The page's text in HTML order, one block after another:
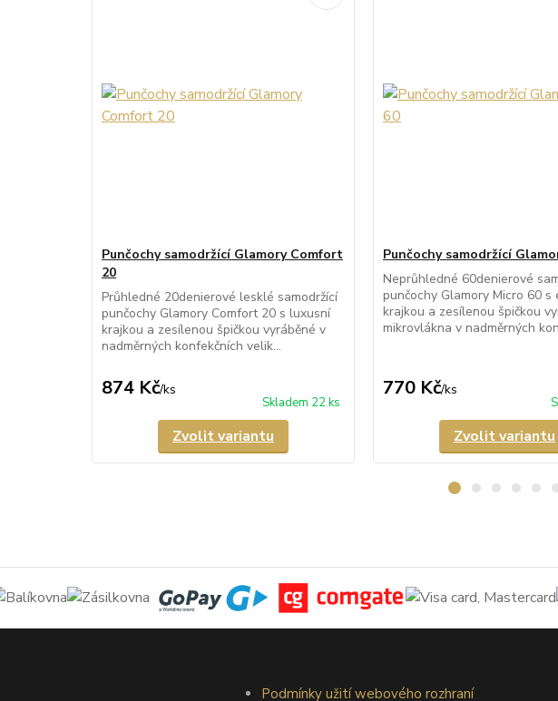
Punčochy samodržící Glamory Comfort
20
Průhledné 20denierové lesklé samodržící
punčochy Glamory Comfort 20 s luxusní
krajkou a zesílenou špičkou vyráběné v
nadměrných konfekčních velik...
874 Kč/ks
Skladem 22 ks
Zvolit variantu
Punčochy samodržící
Neprůhledné 60denierové
punčochy Glamory Micro 60 s
krajkou a zesílenou špičkou
mikrovlákna v nadměrných
770 Kč/ks
Zvolit variantu
Podmínky užití webového rozhraní